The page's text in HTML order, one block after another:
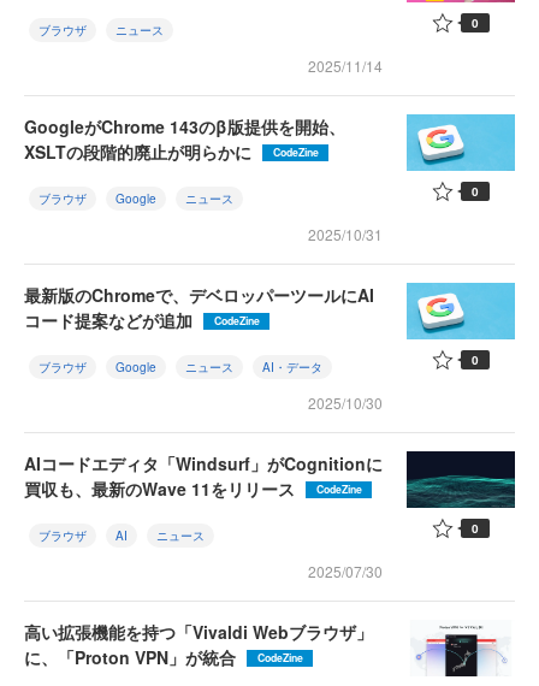
ブラウザ ニュース
2025/11/14
0
GoogleがChrome 143のβ版提供を開始、
XSLTの段階的廃止が明らかに
CodeZine
ブラウザ Google ニュース
2025/10/31
0
最新版のChromeで、デベロッパーツールにAI
コード提案などが追加
CodeZine
ブラウザ Google ニュース AI・データ
2025/10/30
0
AIコードエディタ「Windsurf」がCognitionに
買収も、最新のWave 11をリリース
CodeZine
ブラウザ AI ニュース
2025/07/30
0
高い拡張機能を持つ「Vivaldi Webブラウザ」
に、「Proton VPN」が統合
CodeZine